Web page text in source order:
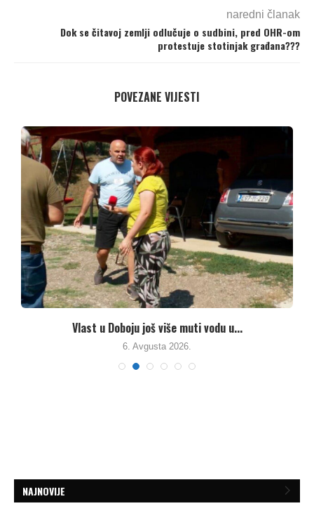
naredni članak
Dok se čitavoj zemlji odlučuje o sudbini, pred OHR-om
protestuje stotinjak građana???
POVEZANE VIJESTI
Vlast u Doboju još više muti vodu u...
6. Avgusta 2026.
NAJNOVIJE